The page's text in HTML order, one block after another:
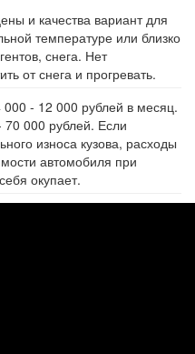
и качества вариант для
температуре или близко
снега. Нет
от снега и прогревать.
- 12 000 рублей в месяц.
000 рублей. Если
износа кузова, расходы
автомобиля при
окупает.